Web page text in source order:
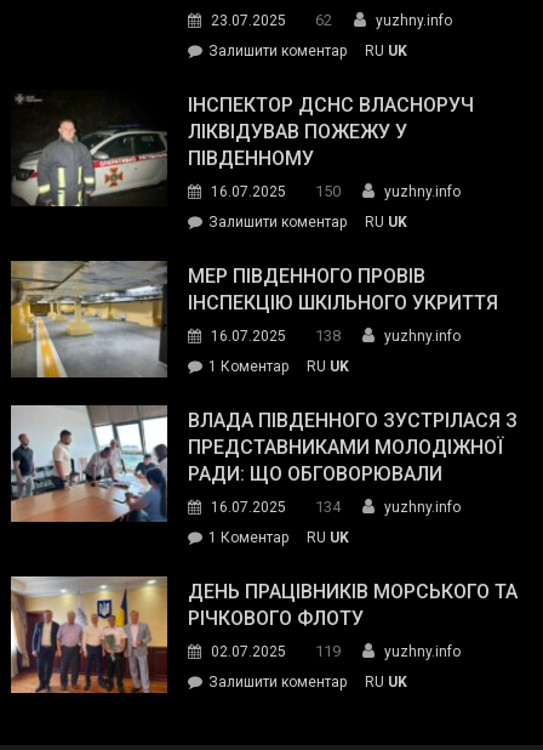
гуманітарну
допомогу
23.07.2025 62
yuzhny.info
Залишити коментарon
провів
нараду
силових
та
органів:
«Наш
спільний
окупанти.
Маємо
діяти
команда
RU UK
ІНСПЕКТОР ДСНС ВЛАСНОРУЧ
ЛІКВІДУВАВ ПОЖЕЖУ У
ПІВДЕННОМУ
16.07.2025 150
yuzhny.info
Залишити коментарon
ДСНС
власноруч
пожежу
у
RU UK
МЕР ПІВДЕННОГО ПРОВІВ
ІНСПЕКЦІЮ ШКІЛЬНОГО УКРИТТЯ
16.07.2025 138
yuzhny.info
1 Коментардо
Південного
провів
інспекцію
укриття
RU UK
ВЛАДА ПІВДЕННОГО ЗУСТРІЛАСЯ З
ПРЕДСТАВНИКАМИ МОЛОДІЖНОЇ
РАДИ: ЩО ОБГОВОРЮВАЛИ
16.07.2025 134
yuzhny.info
1 Коментардо
Південного
зустрілася
представниками
молодіжної
RU UK
ДЕНЬ ПРАЦІВНИКІВ МОРСЬКОГО ТА
РІЧКОВОГО ФЛОТУ
02.07.2025 119
yuzhny.info
Залишити коментарon
RU UK